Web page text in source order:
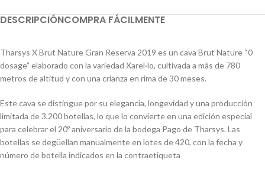
DESCRIPCIÓNCOMPRA FÁCILMENTE
Tharsys X Brut Nature Gran Reserva 2019 es un cava Brut Nature “0
dosage” elaborado con la variedad Xarel·lo, cultivada a más de 780
metros de altitud y con una crianza en rima de 30 meses.
Este cava se distingue por su elegancia, longevidad y una producción
limitada de 3.200 botellas, lo que lo convierte en una edición especial
para celebrar el 20º aniversario de la bodega Pago de Tharsys. Las
botellas se degüellan manualmente en lotes de 420, con la fecha y
número de botella indicados en la contraetiqueta